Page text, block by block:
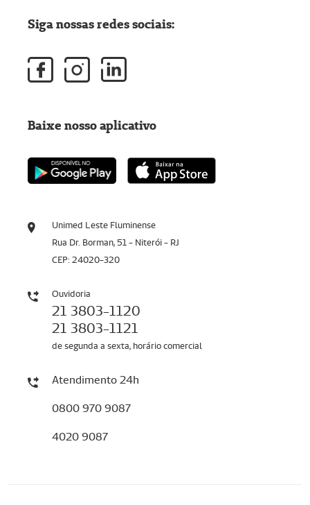
Unimed Leste Fluminense
Rua Dr. Borman, 51 - Niterói - RJ
CEP: 24020-320
Ouvidoria
21 3803-1120
21 3803-1121
de segunda a sexta, horário comercial
Atendimento 24h
0800 970 9087
4020 9087
Siga nossas redes sociais:
Baixe nosso aplicativo